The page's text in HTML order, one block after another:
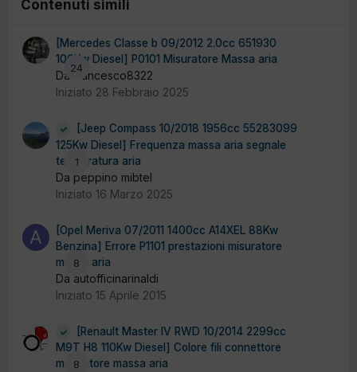
Contenuti simili
24
[Mercedes Classe b 09/2012 2.0cc 651930
100Kw Diesel] P0101 Misuratore Massa aria
Da francesco8322
Iniziato 28 Febbraio 2025
1
[Jeep Compass 10/2018 1956cc 55283099
125Kw Diesel] Frequenza massa aria segnale
temperatura aria
Da peppino mibtel
Iniziato 16 Marzo 2025
8
[Opel Meriva 07/2011 1400cc A14XEL 88Kw
Benzina] Errore P1101 prestazioni misuratore
massa aria
Da autofficinarinaldi
Iniziato 15 Aprile 2015
8
[Renault Master IV RWD 10/2014 2299cc
M9T H8 110Kw Diesel] Colore fili connettore
misuratore massa aria